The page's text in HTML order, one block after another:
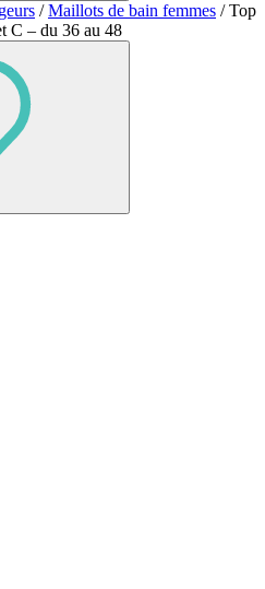
/Maillots de bain femmes / Top
C – du 36 au 48